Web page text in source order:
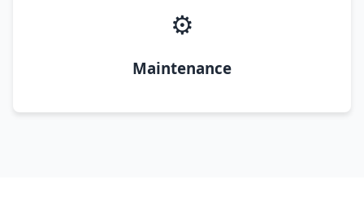
⚙️
Maintenance